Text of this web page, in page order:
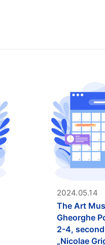
2024.05.14
The Art
Gheorghe
2-4,
„Nicolae